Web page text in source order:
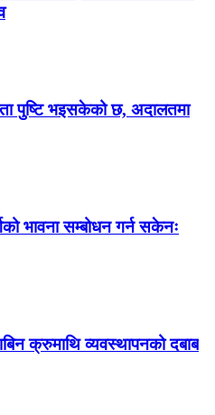
पुष्टि भइसकेको छ, अदालतमा
भावना सम्बोधन गर्न सकेनः
क्रुमाथि व्यवस्थापनको दबाब